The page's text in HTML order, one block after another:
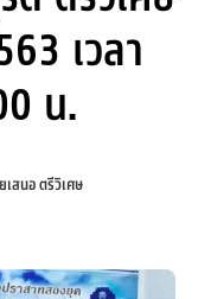
เวลา
น.
สนอ ตรีวิเศษ